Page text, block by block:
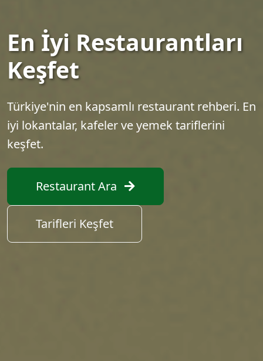
En İyi Restaurantları
Keşfet
Türkiye'nin en kapsamlı restaurant rehberi. En
iyi lokantalar, kafeler ve yemek tariflerini
keşfet.
Restaurant Ara
Tarifleri Keşfet